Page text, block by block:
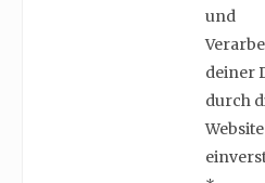
und
deiner
durch
Website